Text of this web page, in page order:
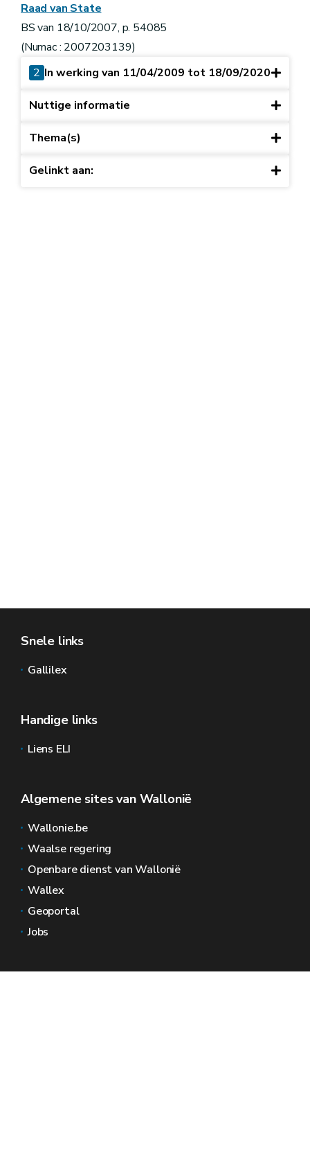
Raad van State
BS van 18/10/2007, p. 54085
(Numac : 2007203139)
2 In werking van 11/04/2009 tot 18/09/2020
Nuttige informatie
Thema(s)
Gelinkt aan:
Snele links
Gallilex
Handige links
Liens ELI
Algemene sites van Wallonië
Wallonie.be
Waalse regering
Openbare dienst van Wallonië
Wallex
Geoportal
Jobs